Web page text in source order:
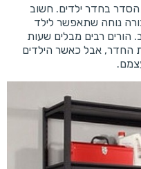
הסדר בחדר ילדים. חשוב
נוחה שתאפשר לילד
הורים רבים מבלים שעות
החדר, אבל כאשר הילדים